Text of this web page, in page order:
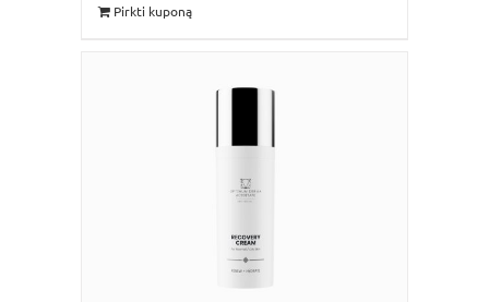
Pirkti kuponą